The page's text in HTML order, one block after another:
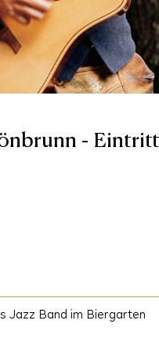
-
Jazz Band im Biergarten